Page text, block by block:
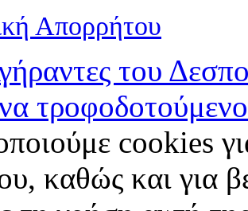
Απορρήτου
του
cookies
καθώς και για